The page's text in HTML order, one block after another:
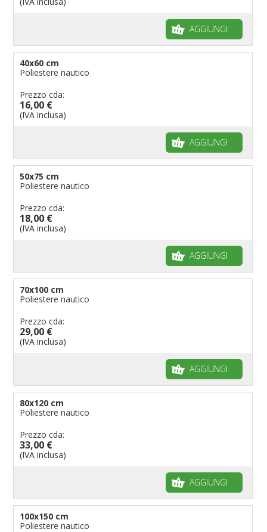
AGGIUNGI
40x60 cm
Poliestere nautico
Prezzo cda:
16,00 €
(IVA inclusa)
AGGIUNGI
50x75 cm
Poliestere nautico
Prezzo cda:
18,00 €
(IVA inclusa)
AGGIUNGI
70x100 cm
Poliestere nautico
Prezzo cda:
29,00 €
(IVA inclusa)
AGGIUNGI
80x120 cm
Poliestere nautico
Prezzo cda:
33,00 €
(IVA inclusa)
AGGIUNGI
100x150 cm
Poliestere nautico